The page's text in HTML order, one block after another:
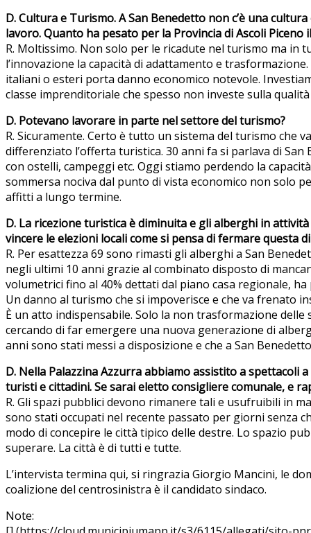
D. Cultura e Turismo. A San Benedetto non c’è una
lavoro. Quanto ha pesato per la Provincia di Ascoli
R. Moltissimo. Non solo per le ricadute nel turismo ma in
l’innovazione la capacità di adattamento e
italiani o esteri porta danno economico notevole.
classe imprenditoriale che spesso non investe sulla
D. Potevano lavorare in parte nel settore del turismo?
R. Sicuramente. Certo è tutto un sistema del turismo che
differenziato l’offerta turistica. 30 anni fa si parlava di
con ostelli, campeggi etc. Oggi stiamo perdendo la
sommersa nociva dal punto di vista economico non solo
affitti a lungo termine.
D. La ricezione turistica è diminuita e gli alberghi in
vincere le elezioni locali come si pensa di fermare questa
R. Per esattezza 69 sono rimasti gli alberghi a San
negli ultimi 10 anni grazie al combinato disposto di
volumetrici fino al 40% dettati dal piano casa regionale,
Un danno al turismo che si impoverisce e che va frenato
È un atto indispensabile. Solo la non trasformazione
cercando di far emergere una nuova generazione di
anni sono stati messi a disposizione e che a San
D. Nella Palazzina Azzurra abbiamo assistito a spettacoli
turisti e cittadini. Se sarai eletto consigliere comunale, e
R. Gli spazi pubblici devono rimanere tali e usufruibili in
sono stati occupati nel recente passato per giorni senza
modo di concepire le città tipico delle destre. Lo spazio
superare. La città è di tutti e tutte.
L’intervista termina qui, si ringrazia Giorgio Mancini, le
coalizione del centrosinistra è il candidato sindaco.
Note: